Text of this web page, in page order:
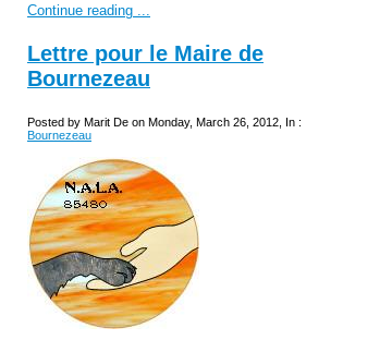
Continue reading ...
Lettre pour le Maire de
Bournezeau
Posted by Marit De on Monday, March 26, 2012, In :
Bournezeau